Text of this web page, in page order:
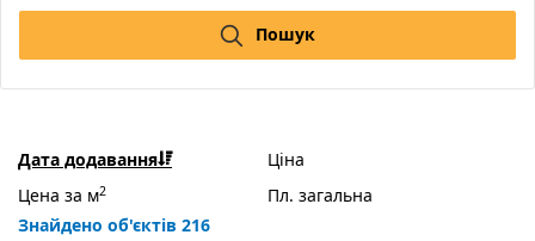
Пошук
Дата додавання
Ціна
Цена за м2
Пл. загальна
Знайдено об'єктів 216